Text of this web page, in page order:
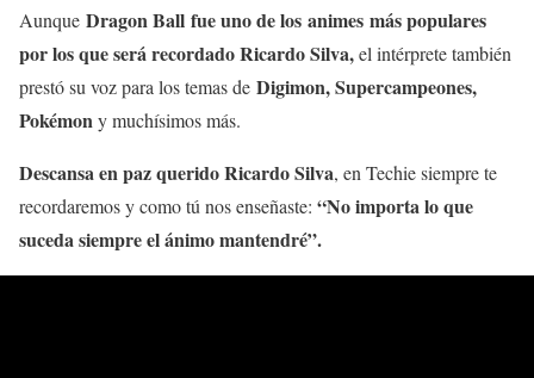
Aunque Dragon Ball fue uno de los animes más populares
por los que será recordado Ricardo Silva,el intérprete también
prestó su voz para los temas de Digimon, Supercampeones,
Pokémony muchísimos más.
Descansa en paz querido Ricardo Silva, en Techie siempre te
recordaremos y como tú nos enseñaste: “No importa lo que
suceda siempre el ánimo mantendré”.